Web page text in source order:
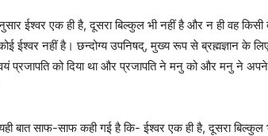
ईश्वर एक ही है, दूसरा बिल्कुल भी नहीं है और न ही वह
ईश्वर नहीं है। छन्दोग्य उपनिषद्, मुख्य रूप से ब्रह्मज्ञान के
प्रजापति को दिया था और प्रजापति ने मनु को और मनु ने
बात साफ-साफ कही गई है कि- ईश्वर एक ही है, दूसरा